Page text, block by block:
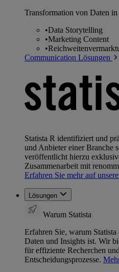
Transformation von Daten
•Data Storytelling
•Marketing Content
•
Communication Lösungen
Statista R identifiziert und
und Anbieter einer Branche
veröffentlicht hierzu
Zusammenarbeit mit
Erfahren Sie mehr auf
Lösungen
Warum Statista
Erfahren Sie, warum
Daten und Insights ist. Wir
für effiziente Recherchen
Entscheidungsprozesse.